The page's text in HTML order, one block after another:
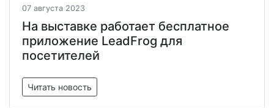
07 августа 2023
На выставке работает бесплатное
приложение LeadFrog для
посетителей
Читать новость